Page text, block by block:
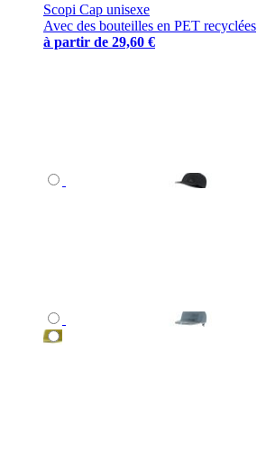
Scopi Cap unisexe
Avec des bouteilles en PET recyclées
à partir de 29,60 €